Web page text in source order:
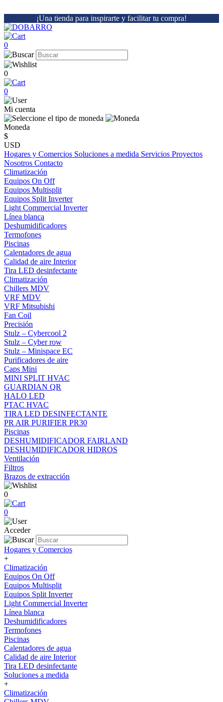
¡Una tienda para inspirarte y facilitar tu compra!
0
0
0
Mi cuenta
Moneda
$
USD
Hogares y Comercios Soluciones a medida Servicios Proyectos
Nosotros Contacto
Climatización
Equipos On Off
Equipos Multisplit
Equipos Split Inverter
Light Commercial Inverter
Línea blanca
Deshumidificadores
Termofones
Piscinas
Calentadores de agua
Calidad de aire Interior
Tira LED desinfectante
Climatización
Chillers MDV
VRF MDV
VRF Mitsubishi
Fan Coil
Precisión
Stulz – Cybercool 2
Stulz – Cyber row
Stulz – Minispace EC
Purificadores de aire
Caps Mini
MINI SPLIT HVAC
GUARDIAN QR
HALO LED
PTAC HVAC
TIRA LED DESINFECTANTE
PR AIR PURIFIER PR30
Piscinas
DESHUMIDIFICADOR FAIRLAND
DESHUMIDIFICADOR HIDROS
Ventilación
Filtros
Brazos de extracción
0
0
Acceder
Hogares y Comercios
+
Climatización
Equipos On Off
Equipos Multisplit
Equipos Split Inverter
Light Commercial Inverter
Línea blanca
Deshumidificadores
Termofones
Piscinas
Calentadores de agua
Calidad de aire Interior
Tira LED desinfectante
Soluciones a medida
+
Climatización